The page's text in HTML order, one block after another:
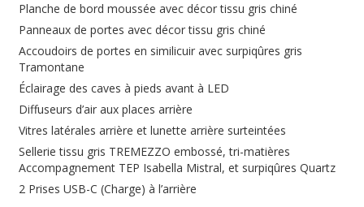
Planche de bord moussée avec décor tissu gris chiné
Panneaux de portes avec décor tissu gris chiné
Accoudoirs de portes en similicuir avec surpiqûres gris
Tramontane
Éclairage des caves à pieds avant à LED
Diffuseurs d’air aux places arrière
Vitres latérales arrière et lunette arrière surteintées
Sellerie tissu gris TREMEZZO embossé, tri-matières
Accompagnement TEP Isabella Mistral, et surpiqûres Quartz
2 Prises USB-C (Charge) à l’arrière